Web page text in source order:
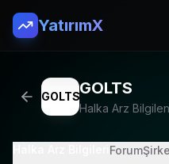
YatırımX
GOLTSGOLTS
Halka Arz
Forum